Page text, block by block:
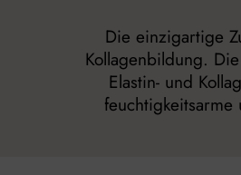
Die einzigartige
Kollagenbildung.
Elastin- und